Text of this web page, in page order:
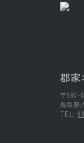
郡家
〒680-
鳥取県
TEL: